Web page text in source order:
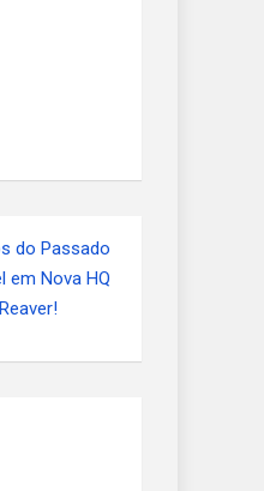
do Passado
em Nova HQ